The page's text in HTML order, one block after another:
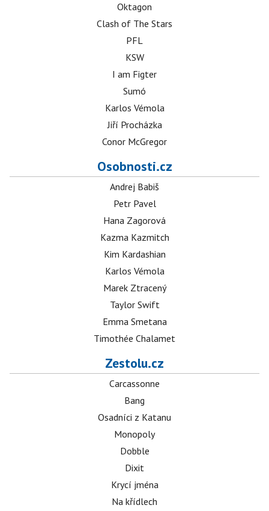
Oktagon
Clash of The Stars
PFL
KSW
I am Figter
Sumó
Karlos Vémola
Jiří Procházka
Conor McGregor
Osobnosti.cz
Andrej Babiš
Petr Pavel
Hana Zagorová
Kazma Kazmitch
Kim Kardashian
Karlos Vémola
Marek Ztracený
Taylor Swift
Emma Smetana
Timothée Chalamet
Zestolu.cz
Carcassonne
Bang
Osadníci z Katanu
Monopoly
Dobble
Dixit
Krycí jména
Na křídlech